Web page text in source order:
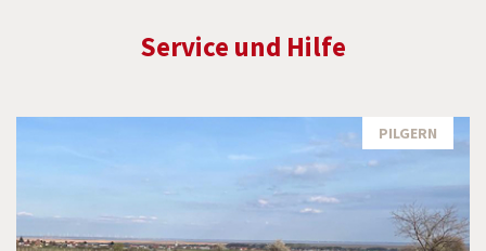
Service und Hilfe
PILGERN